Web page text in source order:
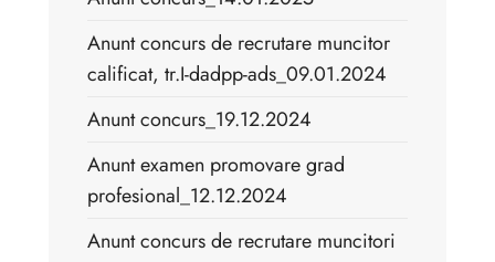
Anunt concurs de recrutare muncitor
calificat, tr.I-dadpp-ads_09.01.2024
Anunt concurs_19.12.2024
Anunt examen promovare grad
profesional_12.12.2024
Anunt concurs de recrutare muncitori